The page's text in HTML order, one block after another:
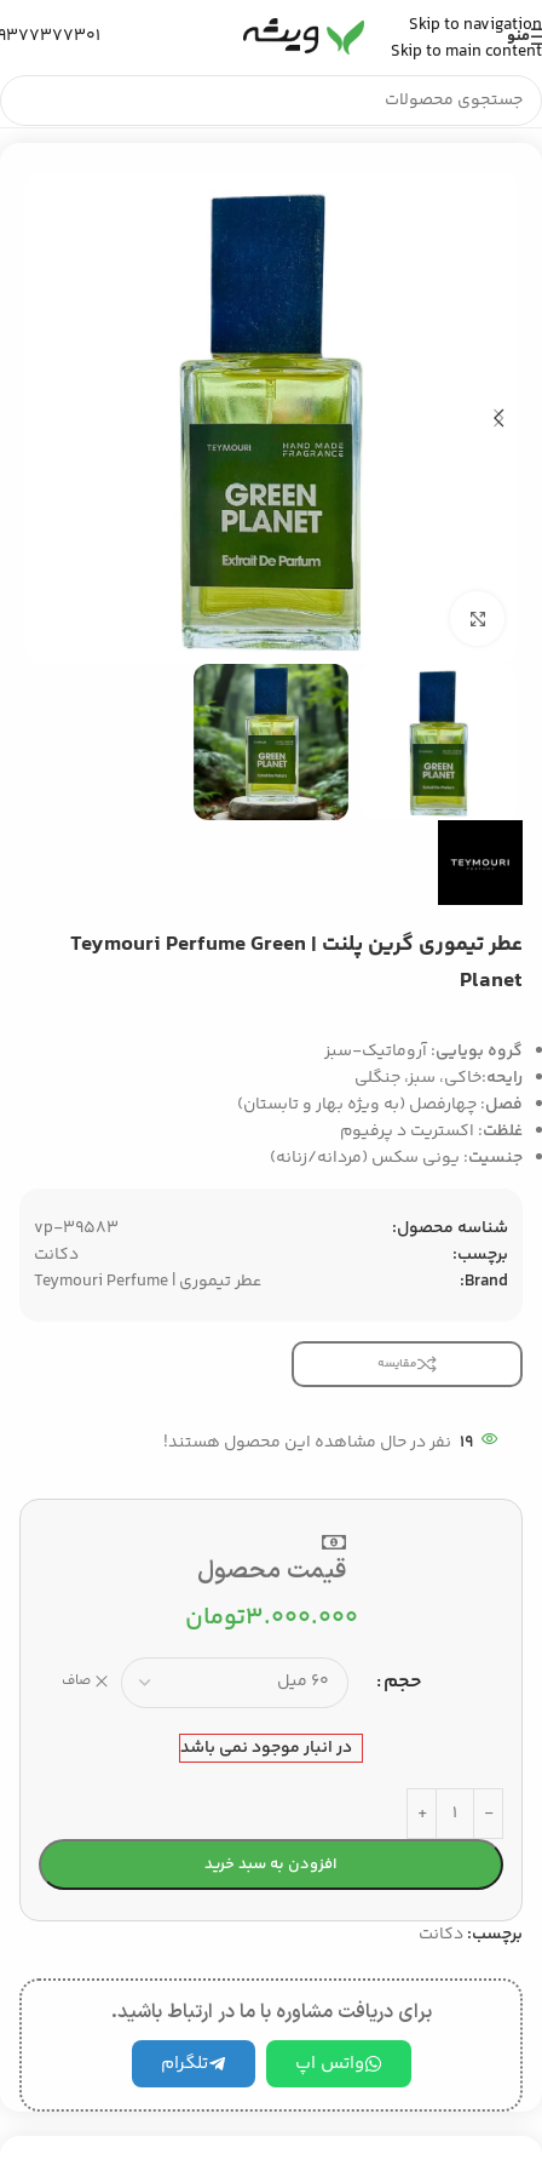
Skip to navigation
Skip to main content
منو
خانه عطر و ادکلن
بزرگنمایی تصویر
عطر تیموری گرین پلنت | Teymouri Perfume Green
Planet
گروه بویایی: آروماتیک-سبز
رایحه:خاکی، سبز، جنگلی
فصل: چهارفصل (به ویژه بهار و تابستان)
غلظت: اکستریت د پرفیوم
جنسیت: یونی سکس (مردانه/زنانه)
شناسه محصول:
vp-39583
برچسب:
دکانت
Brand:
عطر تیموری | Teymouri Perfume
مقایسه
19 نفر در حال مشاهده این محصول هستند!
قیمت محصول
۳.۰۰۰.۰۰۰تومان
حجم صاف
در انبار موجود نمی باشد
افزودن به سبد خرید
برچسب:دکانت
برای دریافت مشاوره با ما در ارتباط باشید.
واتس اپ تلگرام